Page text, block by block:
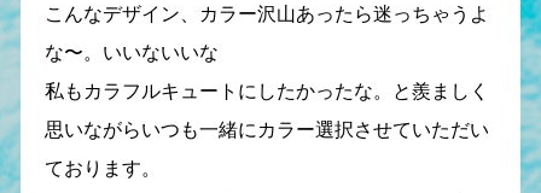
こんなデザイン、カラー沢山あったら迷っちゃうよ
な〜。いいないいな
私もカラフルキュートにしたかったな。と羨ましく
思いながらいつも一緒にカラー選択させていただい
ております。